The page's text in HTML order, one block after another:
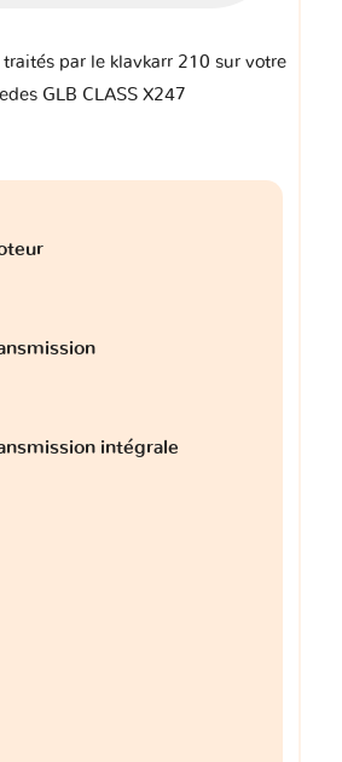
par le klavkarr 210 sur votre
GLB CLASS X247
intégrale